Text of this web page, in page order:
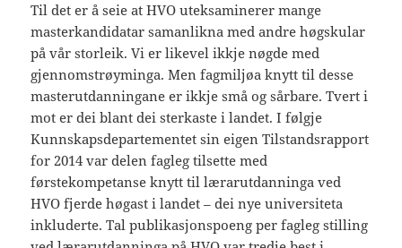
Til det er å seie at HVO uteksaminerer mange
masterkandidatar samanlikna med andre høgskular
på vår storleik. Vi er likevel ikkje nøgde med
gjennomstrøyminga. Men fagmiljøa knytt til desse
masterutdanningane er ikkje små og sårbare. Tvert i
mot er dei blant dei sterkaste i landet. I følgje
Kunnskapsdepartementet sin eigen Tilstandsrapport
for 2014 var delen fagleg tilsette med
førstekompetanse knytt til lærarutdanninga ved
HVO fjerde høgast i landet – dei nye universiteta
inkluderte. Tal publikasjonspoeng per fagleg stilling